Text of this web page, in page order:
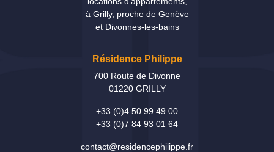
à Grilly, proche de Genève
et Divonnes-les-bains
Résidence Philippe
700 Route de Divonne
01220 GRILLY
+33 (0)4 50 99 49 00
+33 (0)7 84 93 01 64
contact@residencephilippe.fr